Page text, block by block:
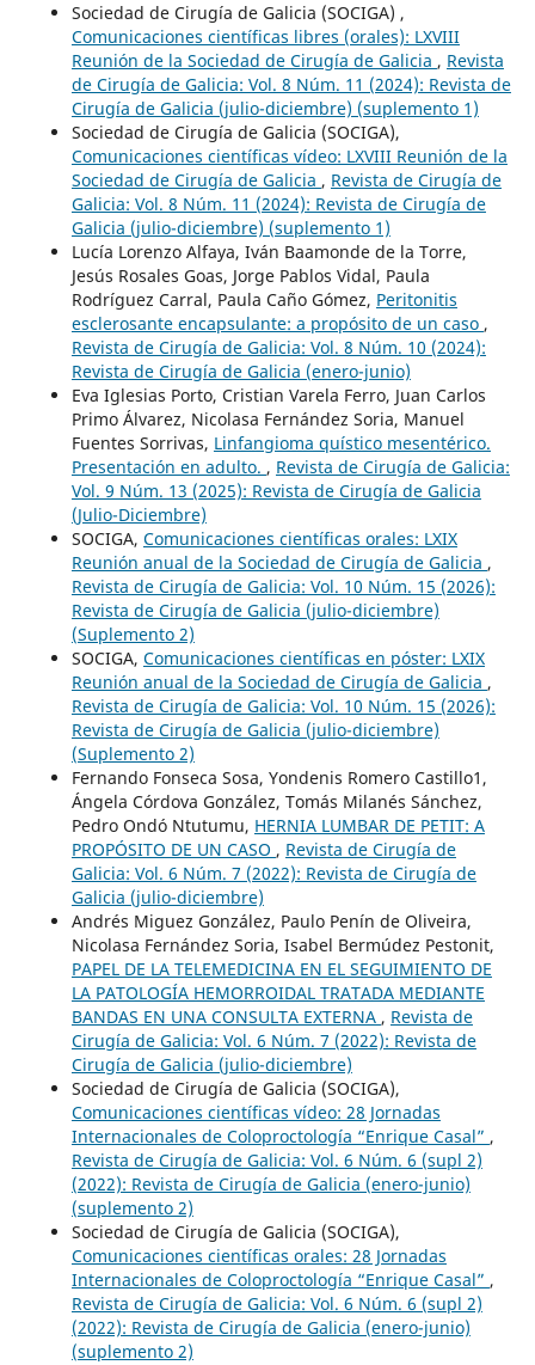
Sociedad de Cirugía de Galicia (SOCIGA) ,
Comunicaciones científicas libres (orales): LXVIII
Reunión de la Sociedad de Cirugía de Galicia , Revista
de Cirugía de Galicia: Vol. 8 Núm. 11 (2024): Revista de
Cirugía de Galicia (julio-diciembre) (suplemento 1)
Sociedad de Cirugía de Galicia (SOCIGA),
Comunicaciones científicas vídeo: LXVIII Reunión de la
Sociedad de Cirugía de Galicia , Revista de Cirugía de
Galicia: Vol. 8 Núm. 11 (2024): Revista de Cirugía de
Galicia (julio-diciembre) (suplemento 1)
Lucía Lorenzo Alfaya, Iván Baamonde de la Torre,
Jesús Rosales Goas, Jorge Pablos Vidal, Paula
Rodríguez Carral, Paula Caño Gómez, Peritonitis
esclerosante encapsulante: a propósito de un caso ,
Revista de Cirugía de Galicia: Vol. 8 Núm. 10 (2024):
Revista de Cirugía de Galicia (enero-junio)
Eva Iglesias Porto, Cristian Varela Ferro, Juan Carlos
Primo Álvarez, Nicolasa Fernández Soria, Manuel
Fuentes Sorrivas, Linfangioma quístico mesentérico.
Presentación en adulto. , Revista de Cirugía de Galicia:
Vol. 9 Núm. 13 (2025): Revista de Cirugía de Galicia
(Julio-Diciembre)
SOCIGA, Comunicaciones científicas orales: LXIX
Reunión anual de la Sociedad de Cirugía de Galicia ,
Revista de Cirugía de Galicia: Vol. 10 Núm. 15 (2026):
Revista de Cirugía de Galicia (julio-diciembre)
(Suplemento 2)
SOCIGA, Comunicaciones científicas en póster: LXIX
Reunión anual de la Sociedad de Cirugía de Galicia ,
Revista de Cirugía de Galicia: Vol. 10 Núm. 15 (2026):
Revista de Cirugía de Galicia (julio-diciembre)
(Suplemento 2)
Fernando Fonseca Sosa, Yondenis Romero Castillo1,
Ángela Córdova González, Tomás Milanés Sánchez,
Pedro Ondó Ntutumu, HERNIA LUMBAR DE PETIT: A
PROPÓSITO DE UN CASO , Revista de Cirugía de
Galicia: Vol. 6 Núm. 7 (2022): Revista de Cirugía de
Galicia (julio-diciembre)
Andrés Miguez González, Paulo Penín de Oliveira,
Nicolasa Fernández Soria, Isabel Bermúdez Pestonit,
PAPEL DE LA TELEMEDICINA EN EL SEGUIMIENTO DE
LA PATOLOGÍA HEMORROIDAL TRATADA MEDIANTE
BANDAS EN UNA CONSULTA EXTERNA , Revista de
Cirugía de Galicia: Vol. 6 Núm. 7 (2022): Revista de
Cirugía de Galicia (julio-diciembre)
Sociedad de Cirugía de Galicia (SOCIGA),
Comunicaciones científicas vídeo: 28 Jornadas
Internacionales de Coloproctología “Enrique Casal” ,
Revista de Cirugía de Galicia: Vol. 6 Núm. 6 (supl 2)
(2022): Revista de Cirugía de Galicia (enero-junio)
(suplemento 2)
Sociedad de Cirugía de Galicia (SOCIGA),
Comunicaciones científicas orales: 28 Jornadas
Internacionales de Coloproctología “Enrique Casal” ,
Revista de Cirugía de Galicia: Vol. 6 Núm. 6 (supl 2)
(2022): Revista de Cirugía de Galicia (enero-junio)
(suplemento 2)